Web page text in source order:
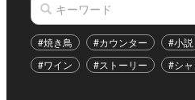
#焼き鳥 #カウンター #小説
#ワイン
#ストーリー #シ